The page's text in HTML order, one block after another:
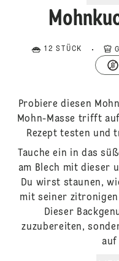
12 STÜCK
Probiere diesen
Mohn-Masse trifft
Rezept testen und
Tauche ein in das
am Blech mit dieser
Du wirst staunen,
mit seiner
Dieser
zuzubereiten,
auf